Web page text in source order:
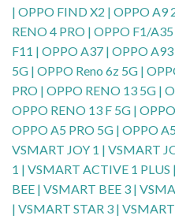
| OPPO FIND X2 | OPPO A9
RENO 4 PRO | OPPO F1/
F11 | OPPO A37 | OPPO
5G | OPPO Reno 6z 5G |
PRO | OPPO RENO 13 5G |
OPPO RENO 13 F 5G |
OPPO A5 PRO 5G | OPPO
VSMART JOY 1 | VSMART
1 | VSMART ACTIVE 1
BEE | VSMART BEE 3 |
| VSMART STAR 3 |